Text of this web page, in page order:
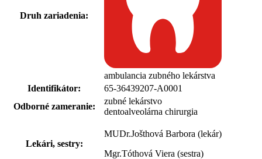
Druh zariadenia:
ambulancia zubného lekárstva
Identifikátor:
65-36439207-A0001
Odborné zameranie:
zubné lekárstvo
dentoalveolárna chirurgia
Lekári, sestry:
MUDr.Jošthová Barbora (lekár)
Mgr.Tóthová Viera (sestra)